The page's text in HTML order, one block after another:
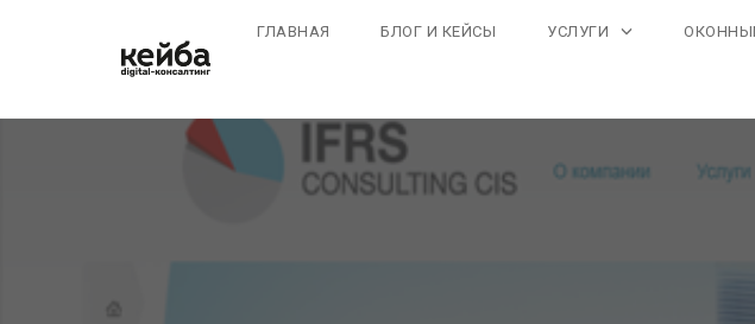
ГЛАВНАЯ БЛОГ И КЕЙСЫ УСЛУГИ